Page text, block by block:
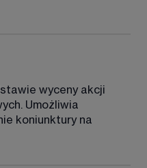
wyceny akcji
Umożliwia
koniunktury na